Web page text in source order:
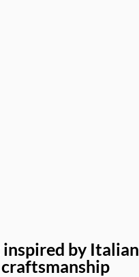
inspired by Italian
craftsmanship